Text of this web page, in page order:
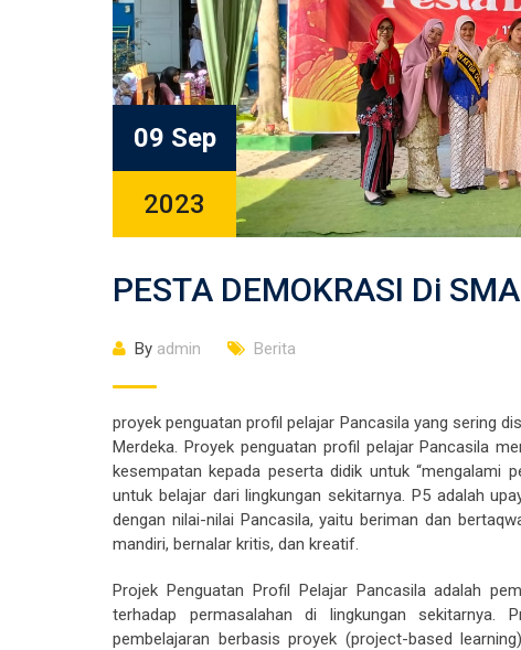
09 Sep
2023
PESTA DEMOKRASI Di
By admin Berita
proyek penguatan profil pelajar Pancasila yang sering
Merdeka. Proyek penguatan profil pelajar Pancasila
kesempatan kepada peserta didik untuk “mengalami
untuk belajar dari lingkungan sekitarnya. P5 adalah
dengan nilai-nilai Pancasila, yaitu beriman dan
mandiri, bernalar kritis, dan kreatif.
Projek Penguatan Profil Pelajar Pancasila adalah
terhadap permasalahan di lingkungan sekitarnya.
pembelajaran berbasis proyek (project-based